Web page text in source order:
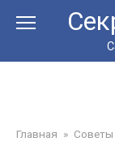
Главная » Советы